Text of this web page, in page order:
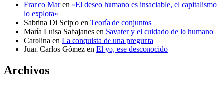
Franco Maren «El deseo humano es insaciable, el capitalismo
lo explota»
Sabrina Di Scipio en Teoría de conjuntos
María Luisa Sabajanes en Savater y el cuidado de lo humano
Carolina en La conquista de una pregunta
Juan Carlos Gómez en El yo, ese desconocido
Archivos